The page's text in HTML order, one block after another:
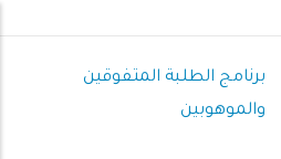
برنامج الطلبة المتفوقين
والموهوبين